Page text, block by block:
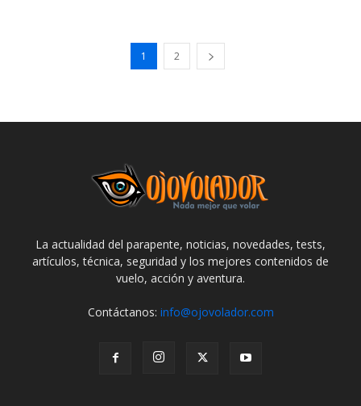
1 2
La actualidad del parapente, noticias, novedades, tests,
artículos, técnica, seguridad y los mejores contenidos de
vuelo, acción y aventura.
Contáctanos: info@ojovolador.com